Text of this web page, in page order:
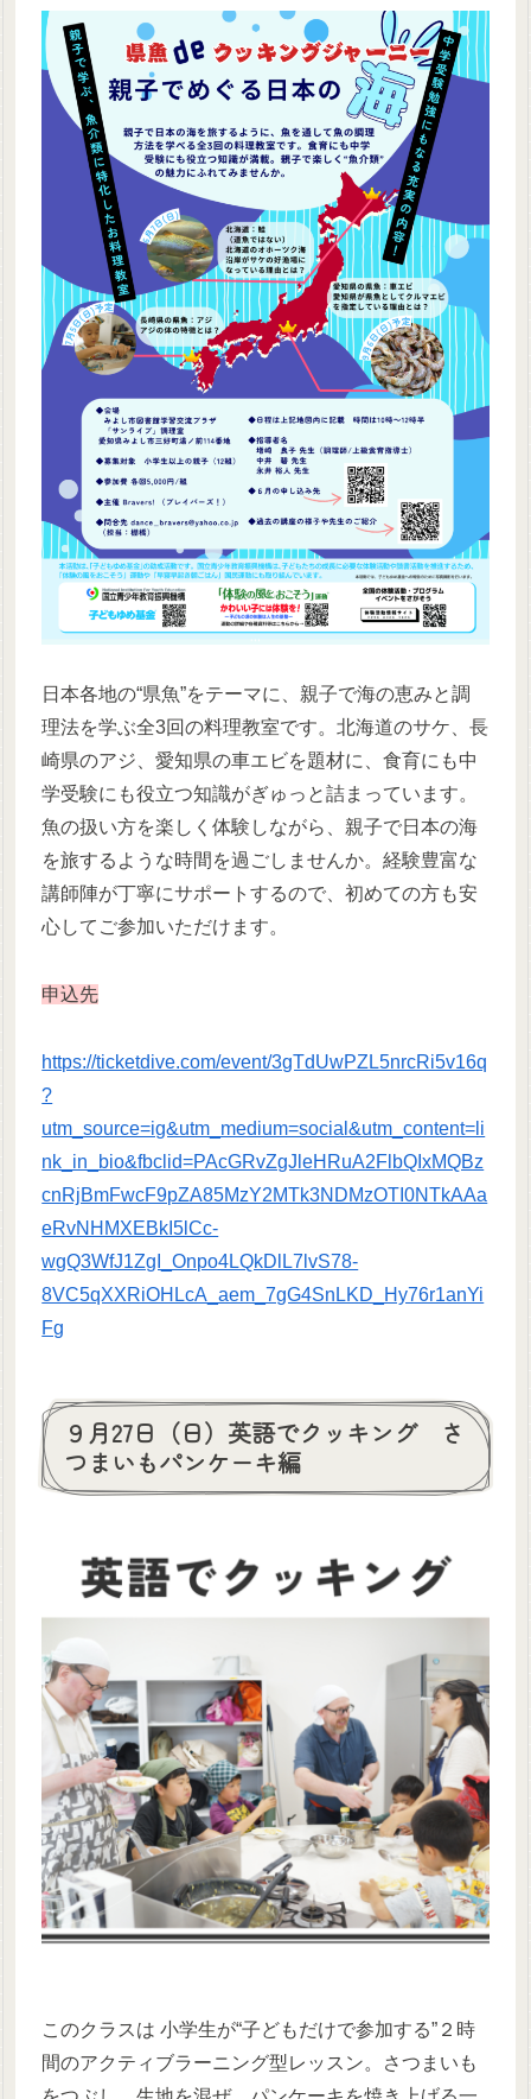
日本各地の“県魚”をテーマに、親子で海の恵みと調
理法を学ぶ全3回の料理教室です。北海道のサケ、長
崎県のアジ、愛知県の車エビを題材に、食育にも中
学受験にも役立つ知識がぎゅっと詰まっています。
魚の扱い方を楽しく体験しながら、親子で日本の海
を旅するような時間を過ごしませんか。経験豊富な
講師陣が丁寧にサポートするので、初めての方も安
心してご参加いただけます。
申込先
https://ticketdive.com/event/3gTdUwPZL5nrcRi5v16q
?
utm_source=ig&utm_medium=social&utm_content=li
nk_in_bio&fbclid=PAcGRvZgJleHRuA2FlbQIxMQBz
cnRjBmFwcF9pZA85MzY2MTk3NDMzOTI0NTkAAa
eRvNHMXEBkI5lCc-
wgQ3WfJ1ZgI_Onpo4LQkDlL7lvS78-
8VC5qXXRiOHLcA_aem_7gG4SnLKD_Hy76r1anYi
Fg
９月27日（日）英語でクッキング さ
つまいもパンケーキ編
このクラスは 小学生が“子どもだけで参加する”２時
間のアクティブラーニング型レッスン。さつまいも